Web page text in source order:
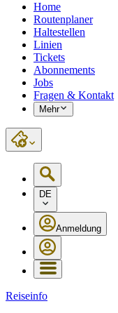
Home
Routenplaner
Haltestellen
Linien
Tickets
Abonnements
Jobs
Fragen & Kontakt
Mehr
DE
Anmeldung
Reiseinfo